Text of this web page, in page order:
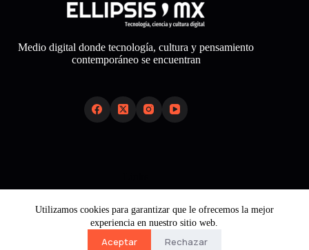
Utilizamos cookies para garantizar que le ofrecemos la mejor
experiencia en nuestro sitio web.
Aceptar Rechazar
Medio digital donde tecnología, cultura y pensamiento
contemporáneo se encuentran
Aviso Legal
Política de Cookies
Política de Privacidad